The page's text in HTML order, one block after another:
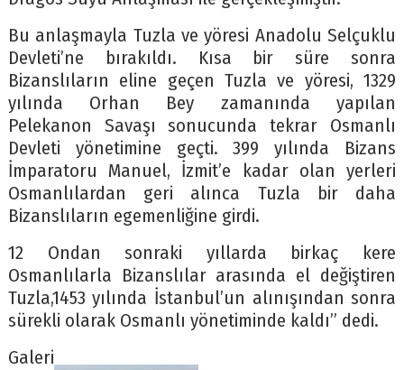
Bu anlaşmayla Tuzla ve yöresi Anadolu Selçuklu
Devleti’ne bırakıldı. Kısa bir süre sonra
Bizanslıların eline geçen Tuzla ve yöresi, 1329
yılında Orhan Bey zamanında yapılan
Pelekanon Savaşı sonucunda tekrar Osmanlı
Devleti yönetimine geçti. 399 yılında Bizans
İmparatoru Manuel, İzmit’e kadar olan yerleri
Osmanlılardan geri alınca Tuzla bir daha
Bizanslıların egemenliğine girdi.
12 Ondan sonraki yıllarda birkaç kere
Osmanlılarla Bizanslılar arasında el değiştiren
Tuzla,1453 yılında İstanbul’un alınışından sonra
sürekli olarak Osmanlı yönetiminde kaldı” dedi.
Galeri